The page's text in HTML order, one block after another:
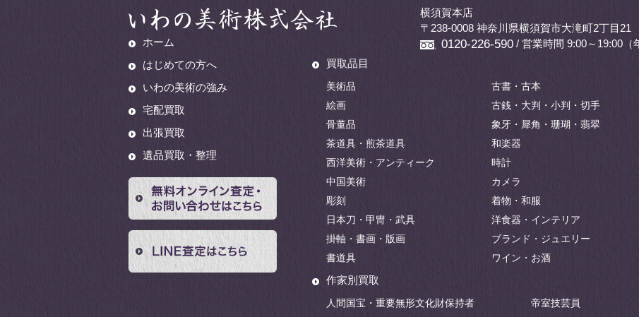
横須賀本店
〒238-0008 神奈川県横須賀市大滝町2丁目21
0120-226-590 / 営業時間 9:00～19:00（
ホーム
はじめての方へ
いわの美術の強み
宅配買取
出張買取
遺品買取・整理
買取品目
美術品
絵画
骨董品
茶道具・煎茶道具
西洋美術・アンティーク
中国美術
彫刻
日本刀・甲冑・武具
掛軸・書画・版画
書道具
古書・古本
古銭・大判・小判・切手
象牙・犀角・珊瑚・翡翠
和楽器
時計
カメラ
着物・和服
洋食器・インテリア
ブランド・ジュエリー
ワイン・お酒
作家別買取
人間国宝・重要無形文化財保持者
帝室技芸員